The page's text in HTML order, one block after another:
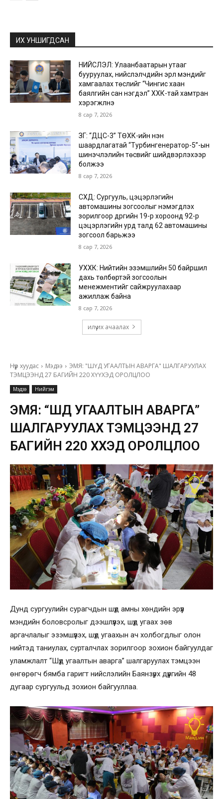
ИХ УНШИГДСАН
НИЙСЛЭЛ: Улаанбаатарын утааг
бууруулах, нийслэлчүүдийн эрүүл мэндийг
хамгаалах төслийг “Чингис хаан
баялгийн сан нэгдэл” ХХК-тай хамтран
хэрэгжүүлнэ
8 сар 7, 2026
ЗГ: “ДЦС-3” ТӨХК-ийн нэн
шаардлагатай “Турбингенератор-5”-ын
шинэчлэлийн төсвийг шийдвэрлэхээр
болжээ
8 сар 7, 2026
СХД: Сургууль, цэцэрлэгийн
автомашины зогсоолыг нэмэгдүүлэх
зорилгоор дүүргийн 19-р хороонд 92-р
цэцэрлэгийн урд талд 62 автомашины
зогсоол барьжээ
8 сар 7, 2026
УХХК: Нийтийн эзэмшлийн 50 байршил
дахь төлбөртэй зогсоолын
менежментийг сайжруулахаар
ажиллаж байна
8 сар 7, 2026
илүү их ачаалах